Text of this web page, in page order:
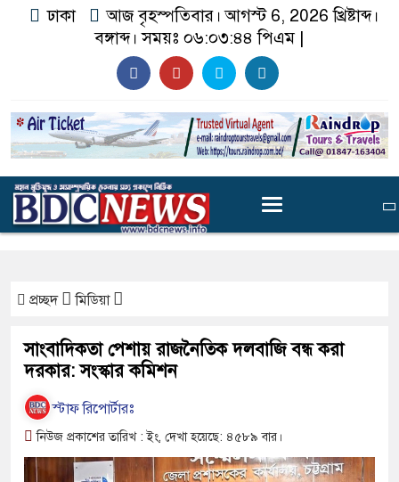
ঢাকা
আজ বৃহস্পতিবার। আগস্ট 6, 2026 খ্রিষ্টাব্দ।
বঙ্গাব্দ। সময়ঃ ০৬:০৩:৪৫ পিএম |
প্রচ্ছদ মিডিয়া
সাংবাদিকতা পেশায় রাজনৈতিক দলবাজি বন্ধ করা
দরকার: সংস্কার কমিশন
স্টাফ রিপোর্টারঃ
নিউজ প্রকাশের তারিখ : ইং, দেখা হয়েছে: ৪৫৮৯ বার।